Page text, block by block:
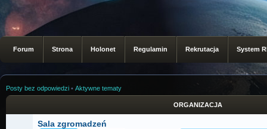
Forum Strona Holonet Regulamin Rekrutacja System
Posty bez odpowiedzi • Aktywne tematy
ORGANIZACJA
Sala zgromadzeń